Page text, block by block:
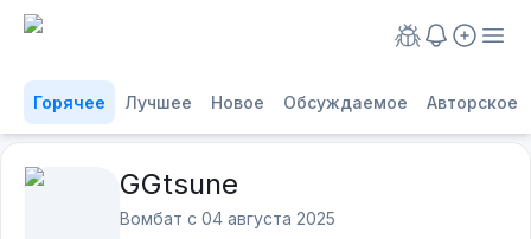
Горячее Лучшее Новое Обсуждаемое Авторское
GGtsune
Вомбат с 04 августа 2025